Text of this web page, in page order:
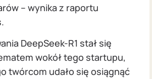
– wynika z raportu
DeepSeek-R1 stał się
wokół tego startupu,
twórcom udało się osiągnąć